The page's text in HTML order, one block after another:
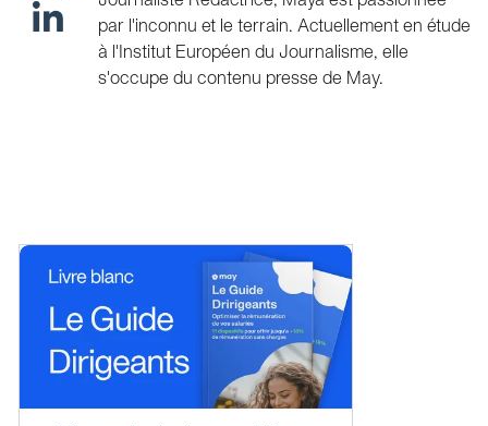
par l'inconnu et le terrain. Actuellement en étude
à l'Institut Européen du Journalisme, elle
s'occupe du contenu presse de May.